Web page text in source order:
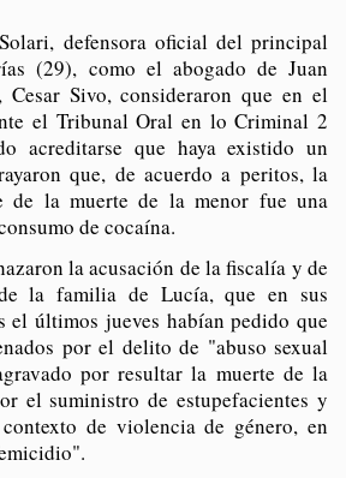
defensora oficial del principal
(29), como el abogado de Juan
Sivo, consideraron que en el
el Tribunal Oral en lo Criminal 2
acreditarse que haya existido un
que, de acuerdo a peritos, la
de la muerte de la menor fue una
de cocaína.
la acusación de la fiscalía y de
la familia de Lucía, que en sus
el últimos jueves habían pedido que
por el delito de "abuso sexual
por resultar la muerte de la
el suministro de estupefacientes y
de violencia de género, en